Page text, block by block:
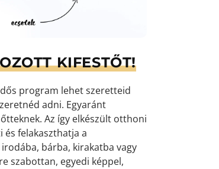
KIFESTŐT!
program lehet szeretteid
adni. Egyaránt
Az így elkészült otthoni
felakaszthatja a
bárba, kirakatba vagy
szabottan, egyedi képpel,